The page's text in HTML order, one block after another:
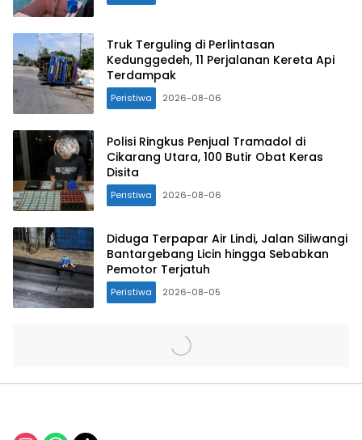
Truk Terguling di Perlintasan
Kedunggedeh, 11 Perjalanan Kereta Api
Terdampak
Peristiwa 2026-08-06
Polisi Ringkus Penjual Tramadol di
Cikarang Utara, 100 Butir Obat Keras
Disita
Peristiwa 2026-08-06
Diduga Terpapar Air Lindi, Jalan Siliwangi
Bantargebang Licin hingga Sebabkan
Pemotor Terjatuh
Peristiwa 2026-08-05